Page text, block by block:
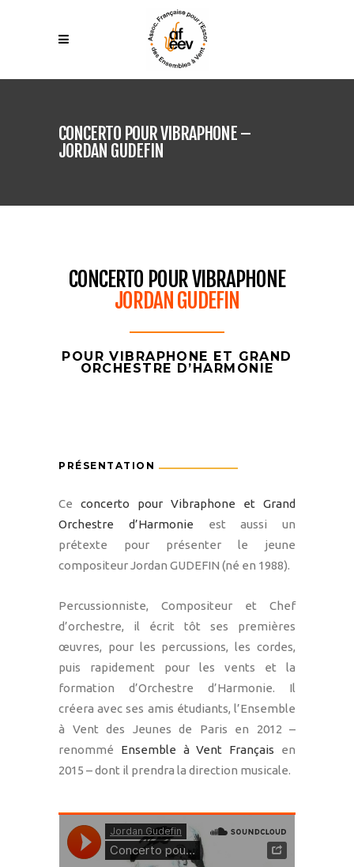
CONCERTO POUR VIBRAPHONE –
JORDAN GUDEFIN
CONCERTO POUR VIBRAPHONE
JORDAN GUDEFIN
POUR VIBRAPHONE ET GRAND
ORCHESTRE D’HARMONIE
PRÉSENTATION
Ce concerto pour Vibraphone et Grand
Orchestre d’Harmonie est aussi un
prétexte pour présenter le jeune
compositeur Jordan GUDEFIN (né en 1988).
Percussionniste, Compositeur et Chef
d’orchestre, il écrit tôt ses premières
œuvres, pour les percussions, les cordes,
puis rapidement pour les vents et la
formation d’Orchestre d’Harmonie. Il
créera avec ses amis étudiants, l’Ensemble
à Vent des Jeunes de Paris en 2012 –
renommé Ensemble à Vent Français en
2015 – dont il prendra la direction musicale.